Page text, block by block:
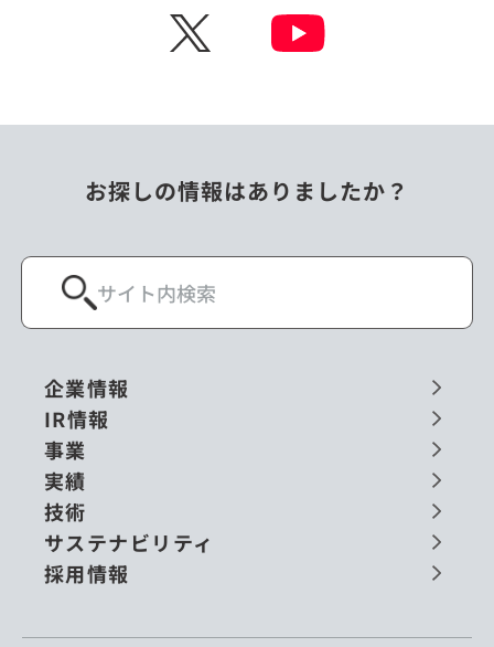
X
お探しの情報はありましたか？
企業情報
IR情報
事業
実績
技術
サステナビリティ
採用情報